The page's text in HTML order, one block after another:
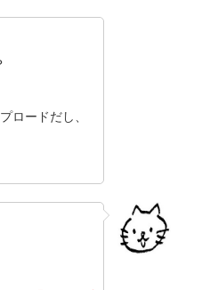
ロードだし、